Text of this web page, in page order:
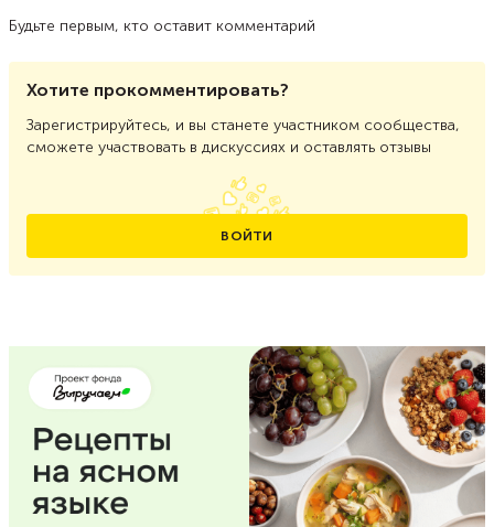
Будьте первым, кто оставит комментарий
Хотите прокомментировать?
Зарегистрируйтесь, и вы станете участником сообщества,
сможете участвовать в дискуссиях и оставлять отзывы
ВОЙТИ